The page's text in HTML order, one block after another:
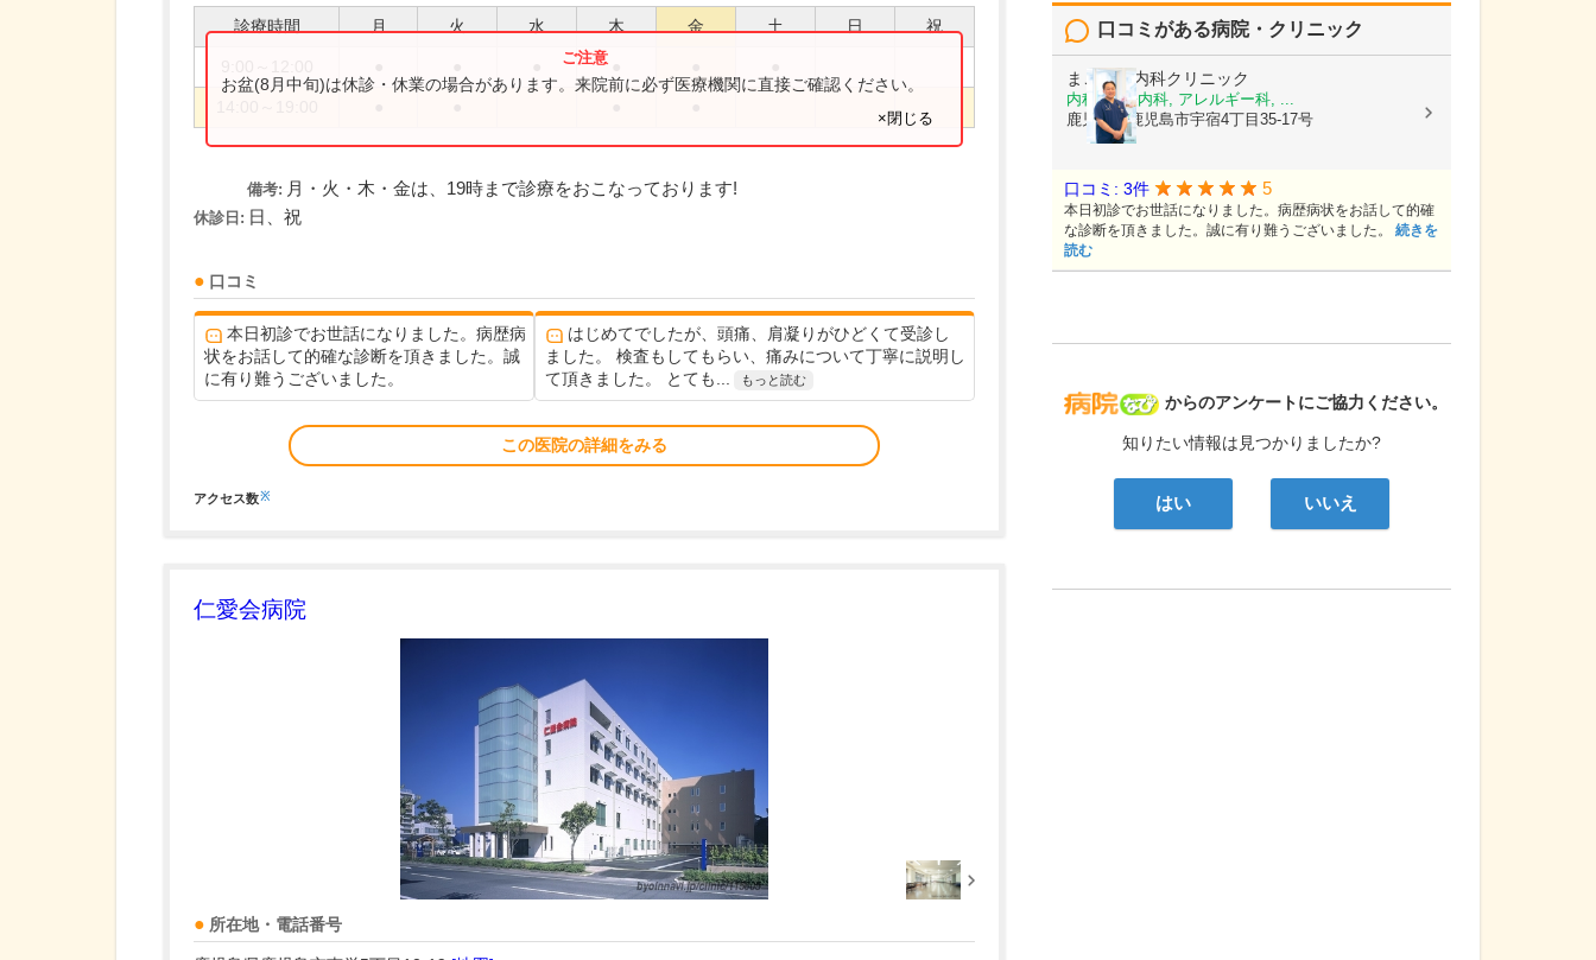
診療時間 月 火 水 木 金 土 日 祝
お盆(8月中旬)は休診・休業の場合があります。来院前に必ず医療機関に直接ご確認ください。
×閉じる
備考: 月・火・木・金は、19時まで診療をおこなっております!
休診日: 日、祝
口コミ
本日初診でお世話になりました。病歴病
状をお話して的確な診断を頂きました。誠
に有り難うございました。
はじめてでしたが、頭痛、肩凝りがひどくて受診し
ました。 検査もしてもらい、痛みについて丁寧に説明し
て頂きました。 とても...
もっと読む
この医院の詳細をみる
アクセス数※
仁愛会病院
所在地・電話番号
病院なび
からのアンケートにご協力ください。
知りたい情報は見つかりましたか?
はい いいえ
口コミがある病院・クリニック
まごころ内科クリニック
内科, 神経内科, アレルギー科, ...
鹿児島県鹿児島市宇宿4丁目35-17号
口コミ: 3件 5
本日初診でお世話になりました。病歴病状をお話して的確
な診断を頂きました。誠に有り難うございました。 続きを
読む